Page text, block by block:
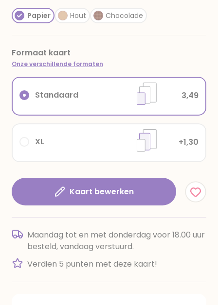
Hout
Papier Chocolade
Formaat kaart
Onze verschillende formaten
Standaard 3,49
XL +1,30
Kaart bewerken
Maandag tot en met donderdag voor 18.00 uur
besteld, vandaag verstuurd.
Verdien 5 punten met deze kaart!